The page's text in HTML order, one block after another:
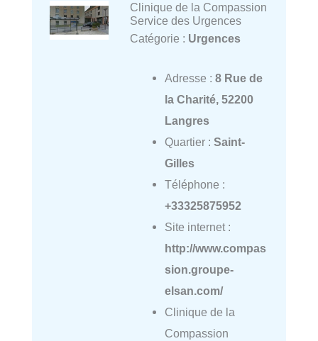
Clinique de la Compassion
Service des Urgences
Catégorie : Urgences
Adresse : 8 Rue de
la Charité, 52200
Langres
Quartier : Saint-
Gilles
Téléphone :
+33325875952
Site internet :
http://www.compas
sion.groupe-
elsan.com/
Clinique de la
Compassion